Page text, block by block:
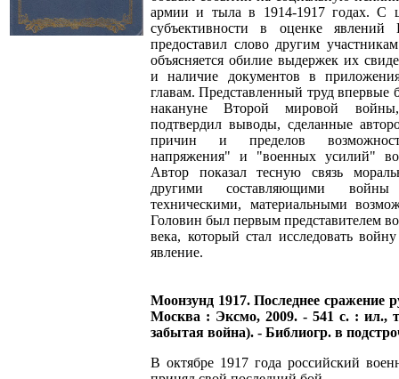
армии и тыла в 1914-1917 годах. С
субъективности в оценке
предоставил слово другим
объясняется обилие выдержек их
и наличие документов в
главам. Представленный труд впервые
накануне Второй мировой
подтвердил выводы, сделанные
причин и пределов
напряжения" и "военных усилий"
Автор показал тесную связь
другими составляющими
техническими, материальными
Головин был первым представителем
века, который стал исследовать
явление.
Моонзунд 1917. Последнее сражение
Москва : Эксмо, 2009. - 541 с. : ил.,
забытая война). - Библиогр. в
В октябре 1917 года российский